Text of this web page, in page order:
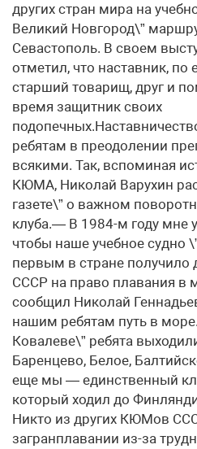
других стран мира на
Великий Новгород\”
Севастополь. В своем
отметил, что наставник,
старший товарищ, друг и
время защитник своих
ребятам в преодолении
всякими. Так, вспоминая
КЮМА, Николай Варухин
газете\” о важном
клуба.— В 1984-м году мне
чтобы наше учебное судно
первым в стране получило
СССР на право плавания в
сообщил Николай
нашим ребятам путь в
Ковалеве\” ребята
Баренцево, Белое,
еще мы — единственный
который ходил до
Никто из других КЮМов
загранплавании из-за